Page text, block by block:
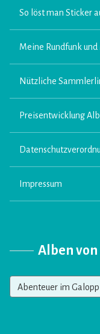
So löst man Sticker
Meine Rundfunk
Nützliche
Preisentwicklung
Impressum
Alben von
Alben
von